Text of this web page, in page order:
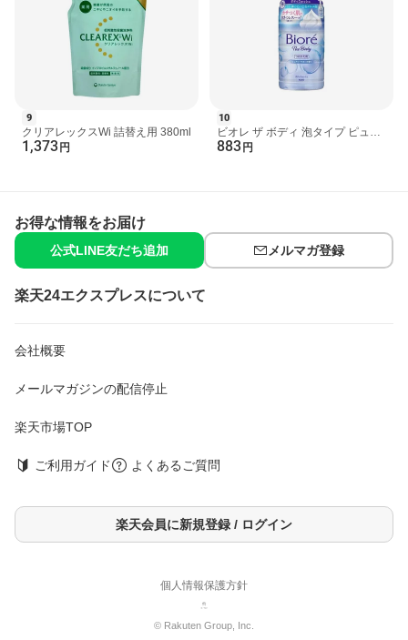
9
クリアレックスWi 詰替え用 380ml
1,373 円
10
ビオレ ザ ボディ 泡タイプ ピュア
リーサボンの香り つめかえ用
883 円
お得な情報をお届け
公式LINE友だち追加 メルマガ登録
楽天24エクスプレスについて
会社概要
メールマガジンの配信停止
楽天市場TOP
ご利用ガイド よくあるご質問
楽天会員に新規登録 / ログイン
個人情報保護方針
© Rakuten Group, Inc.